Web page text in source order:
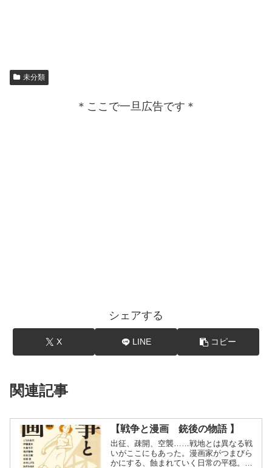
未分類
＊ここで一旦広告です＊
シェアする
X LINE コピー
関連記事
【戦争と漫画 銃後の物語 】
出征、疎開、空襲……戦地とは異なる戦
いがここにもあった。漫画家がつまびら
かにする、蝕まれていく日常の平穏。戦